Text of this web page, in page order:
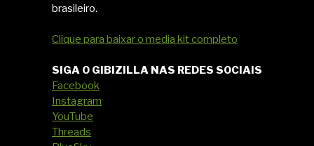
brasileiro.
Clique para baixar o media kit completo
SIGA O GIBIZILLA NAS REDES SOCIAIS
Facebook
Instagram
YouTube
Threads